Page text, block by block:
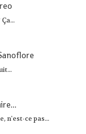
n'est-ce pas...